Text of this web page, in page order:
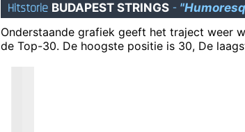
Hitstorie BUDAPEST STRINGS -
Onderstaande grafiek geeft het traject weer
de Top-30. De hoogste positie is 30, De